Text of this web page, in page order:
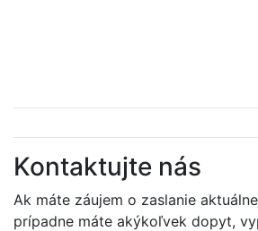
Kontaktujte nás
Ak máte záujem o zaslanie
prípadne máte akýkoľvek dopyt,